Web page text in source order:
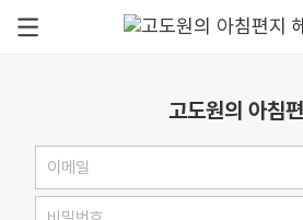
고도원의 아침